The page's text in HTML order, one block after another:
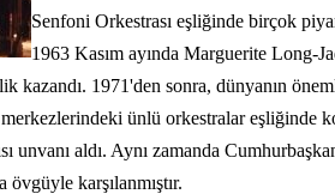
Senfoni Orkestrası eşliğinde birçok
1963 Kasım ayında Marguerite Long-
kazandı. 1971'den sonra, dünyanın
merkezlerindeki ünlü orkestralar eşliğinde
unvanı aldı. Aynı zamanda
övgüyle karşılanmıştır.